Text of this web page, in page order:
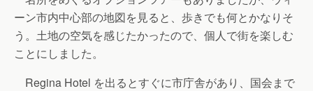
ーン市内中心部の地図を見ると、歩きでも何とかなりそ
う。土地の空気を感じたかったので、個人で街を楽しむ
ことにしました。
Regina Hotel を出るとすぐに市庁舎があり、国会まで